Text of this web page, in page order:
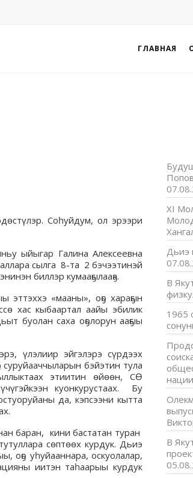
ГЛАВНАЯ
Соһуйдум, ол эрээри
ыйыгар Галина Алексеевна
сылга 8-та 2 бэчээтинэй
биллэр кумааҕылааҕа.
«мааны», оҕо хараҕын
хас кыбаартал аайы эбилик
буолан саха оҕолорун ааҕыы
үлэлиир эйгэлэрэ сүрдээх
бэйэтин тула
этиитин өйөөн, СӨ
куонкурустаах. Бу
да, кэпсээни кытта
баран, кини бастатан туран
сөптөөх курдук. Дьиэ
оҕо уһуйааннара, оскуолалар,
иитэн таһаарыы курдук
XI
Дьиэ
В
1965
В